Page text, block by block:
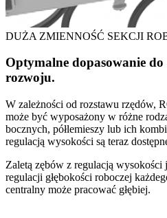
DUŻA ZMIENNOŚĆ SEKCJI
Optymalne dopasowanie
rozwoju.
W zależności od rozstawu rzędów,
może być wyposażony w różne
bocznych, półlemieszy lub ich
regulacją wysokości są teraz
Zaletą zębów z regulacją
regulacji głębokości roboczej
centralny może pracować głębiej.